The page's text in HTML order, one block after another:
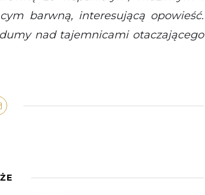
barwną, interesującą opowieść.
nad tajemnicami otaczającego